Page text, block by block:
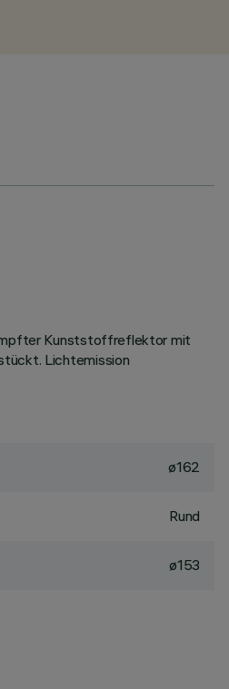
Kunststoffreflektor mit
Lichtemission
ø162
Rund
ø153